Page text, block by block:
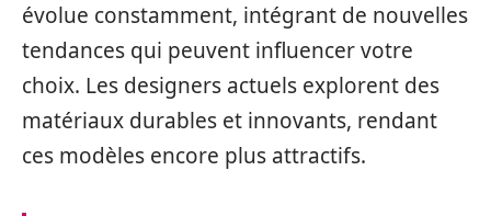
évolue constamment, intégrant de nouvelles
tendances qui peuvent influencer votre
choix. Les designers actuels explorent des
matériaux durables et innovants, rendant
ces modèles encore plus attractifs.